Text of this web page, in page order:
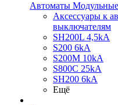
Автоматы Модульные
Аксессуары к
выключателям
SH200L 4,5kA
S200 6kA
S200M 10kA
S800C 25kA
SH200 6kA
Ещё